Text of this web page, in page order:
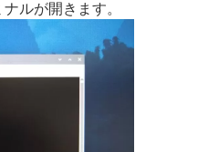
ルが開きます。